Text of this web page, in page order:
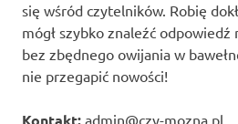
się wśród czytelników. Robię
mógł szybko znaleźć odpowiedź
bez zbędnego owijania w
nie przegapić nowości!
Kontakt: admin@czy-mozna.pl